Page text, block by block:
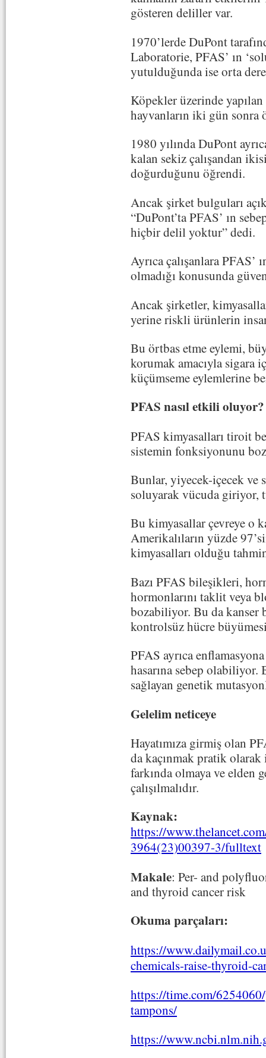
gösteren deliller var.
1970’lerde DuPont
Laboratorie, PFAS’ ın
yutulduğunda ise orta
Köpekler üzerinde
hayvanların iki gün
1980 yılında DuPont
kalan sekiz çalışandan
doğurduğunu öğrendi.
Ancak şirket bulguları
“DuPont’ta PFAS’ ın
hiçbir delil yoktur” dedi.
Ayrıca çalışanlara PFAS’
olmadığı konusunda
Ancak şirketler,
yerine riskli ürünlerin
Bu örtbas etme eylemi,
korumak amacıyla sigara
küçümseme eylemlerine
PFAS nasıl etkili oluyor?
PFAS kimyasalları tiroit
sistemin fonksiyonunu
Bunlar, yiyecek-içecek ve
soluyarak vücuda giriyor,
Bu kimyasallar çevreye o
Amerikalıların yüzde
kimyasalları olduğu
Bazı PFAS bileşikleri,
hormonlarını taklit veya
bozabiliyor. Bu da
kontrolsüz hücre
PFAS ayrıca
hasarına sebep olabiliyor.
sağlayan genetik
Gelelim neticeye
Hayatımıza girmiş olan
da kaçınmak pratik
farkında olmaya ve elden
çalışılmalıdır.
Kaynak:
https://
3964(23)00397-3/fulltext
Makale: Per- and
and thyroid cancer risk
Okuma parçaları:
https://
chemicals-raise-thyroid-
https://time.com/
tampons/
https://